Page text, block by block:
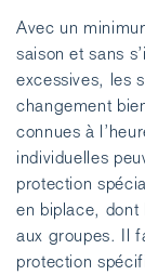
Avec un
saison et sans
excessives, les
changement
connues à
individuelles
protection
en biplace, dont
aux groupes. Il
protection